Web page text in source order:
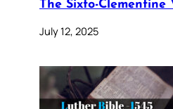
The Sixto-Clementine
July 12, 2025